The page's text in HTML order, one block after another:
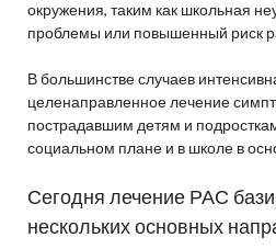
окружения, таким как школьная
проблемы или повышенный риск
В большинстве случаев
целенаправленное лечение
пострадавшим детям и
социальном плане и в школе в
Сегодня лечение РАС
нескольких основных